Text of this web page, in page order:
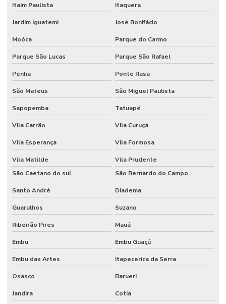
Frasco lavador de gases tipo drechsel
Frasco mariotte
Frasco mariotte com torneira
Frasco reagente graduado tampa azul preço
Frasco roux
Freezer para laboratório
Funil de separação laboratório
Funil de separação preço
Haste magnética
Haste magnética flexível
Homogeneizador tipo stomacher
Incubadora Shaker
Itaim Paulista Itaquera
Jardim Iguatemi José Bonifácio
Moóca Parque do Carmo
Parque São Lucas Parque São Rafael
Penha Ponte Rasa
São Mateus São Miguel Paulista
Sapopemba Tatuapé
Vila Carrão Vila Curuçá
Vila Esperança Vila Formosa
Vila Matilde
Vila Prudente
São Caetano do sul
São Bernardo do Campo
Santo André Diadema
Guarulhos Suzano
Ribeirão Pires Mauá
Embu Embu Guaçú
Embu das Artes Itapecerica da Serra
Osasco Barueri
Jandira Cotia